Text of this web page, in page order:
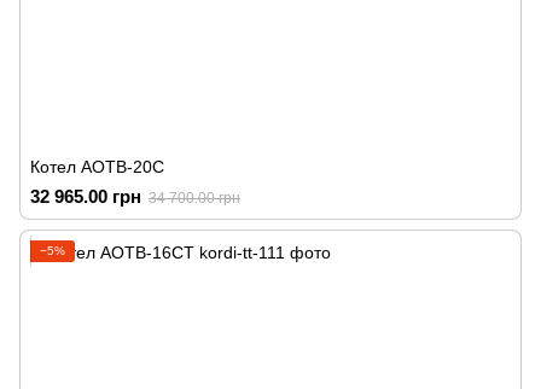
Котел АОТВ-20С
32 965.00 грн 34 700.00 грн
−5%